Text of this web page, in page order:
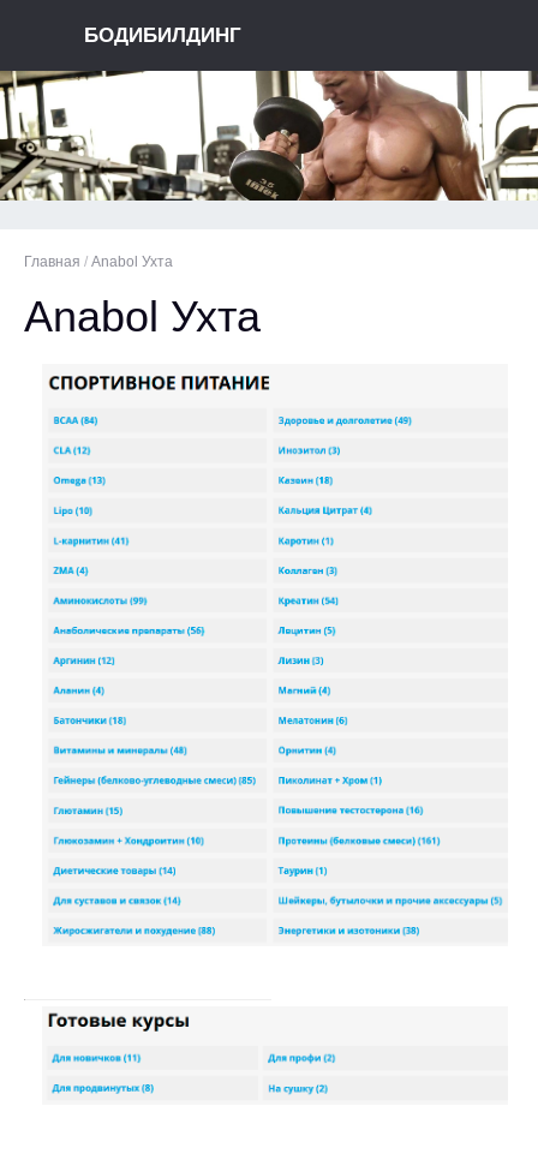
БОДИБИЛДИНГ
Главная / Anabol Ухта
Anabol Ухта